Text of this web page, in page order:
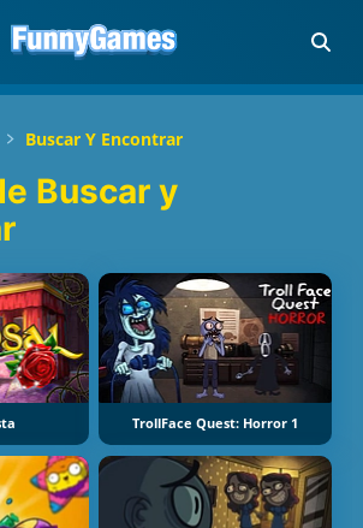
Buscar Y Encontrar
Buscar y
TrollFace Quest: Horror 1